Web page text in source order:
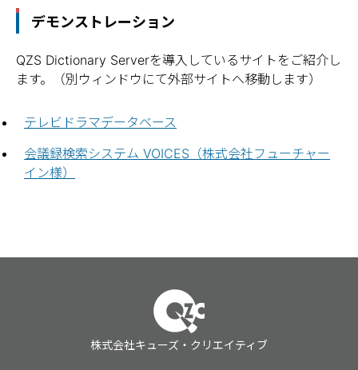
デモンストレーション
QZS Dictionary Serverを導入しているサイトをご紹介し
ます。（別ウィンドウにて外部サイトへ移動します）
テレビドラマデータベース
会議録検索システム VOICES（株式会社フューチャー
イン様）
株式会社キューズ・クリエイティブ